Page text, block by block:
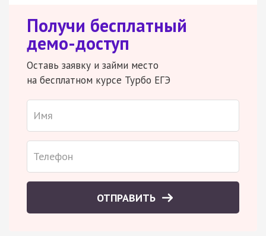
Получи бесплатный
демо-доступ
Оставь заявку и займи место
на бесплатном курсе Турбо ЕГЭ
ОТПРАВИТЬ